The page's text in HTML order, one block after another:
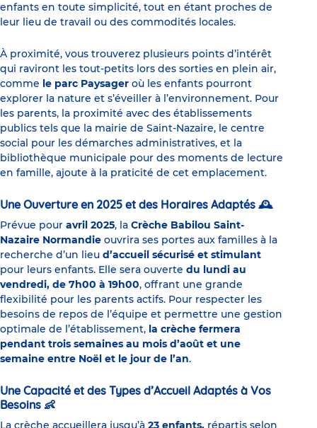
enfants en toute simplicité, tout en étant proches de
leur lieu de travail ou des commodités locales.
À proximité, vous trouverez plusieurs points d’intérêt
qui raviront les tout-petits lors des sorties en plein air,
comme le parc Paysager où les enfants pourront
explorer la nature et s’éveiller à l’environnement. Pour
les parents, la proximité avec des établissements
publics tels que la mairie de Saint-Nazaire, le centre
social pour les démarches administratives, et la
bibliothèque municipale pour des moments de lecture
en famille, ajoute à la praticité de cet emplacement.
Une Ouverture en 2025 et des Horaires Adaptés 🕰️
Prévue pour avril 2025, la Crèche Babilou Saint-
Nazaire Normandie ouvrira ses portes aux familles à la
recherche d’un lieu d’accueil sécurisé et stimulant
pour leurs enfants. Elle sera ouverte du lundi au
vendredi, de 7h00 à 19h00, offrant une grande
flexibilité pour les parents actifs. Pour respecter les
besoins de repos de l’équipe et permettre une gestion
optimale de l’établissement, la crèche fermera
pendant trois semaines au mois d’août et une
semaine entre Noël et le jour de l’an.
Une Capacité et des Types d’Accueil Adaptés à Vos
Besoins 👶